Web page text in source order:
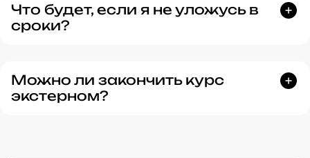
Что будет, если я не уложусь в
сроки?
Можно ли закончить курс
экстерном?